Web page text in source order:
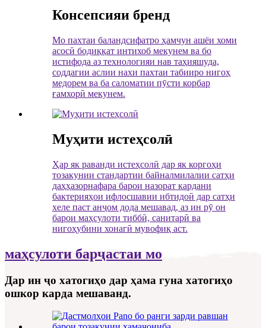
Консепсияи бренд
Мо пахтаи баландсифатро ҳамчун ашёи хоми
асосӣ бодиққат интихоб мекунем ва бо
истифода аз технологияи нав таҳияшуда,
соддагии аслии нахи пахтаи табииро нигоҳ
медорем ва ба саломатии пӯсти корбар
ғамхорӣ мекунем.
Муҳити истеҳсолӣ
Ҳар як раванди истеҳсолӣ дар як коргоҳи
тозакунии стандартии байналмилалии сатҳи
даҳҳазорнафара барои назорат кардани
бактерияҳои ифлосшавии ибтидоӣ дар сатҳи
хеле паст анҷом дода мешавад, аз ин рӯ он
барои маҳсулоти тиббӣ, санитарӣ ва
нигоҳубини хонагӣ мувофиқ аст.
маҳсулоти барҷастаи мо
Дар ин ҷо хатогиҳо дар ҳама гуна хатогиҳо
ошкор карда мешаванд.